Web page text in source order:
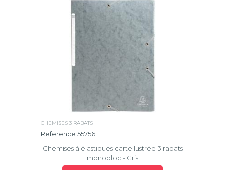
CHEMISES 3 RABATS
Reference 55756E
Chemises à élastiques carte lustrée 3 rabats
monobloc - Gris